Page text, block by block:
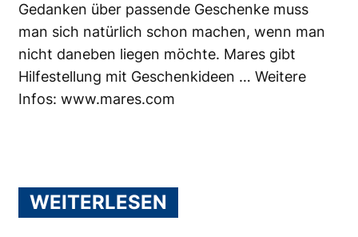
Gedanken über passende Geschenke muss
man sich natürlich schon machen, wenn man
nicht daneben liegen möchte. Mares gibt
Hilfestellung mit Geschenkideen … Weitere
Infos: www.mares.com
WEITERLESEN